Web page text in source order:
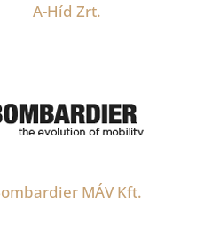
A-Híd Zrt.
MÁV Kft.